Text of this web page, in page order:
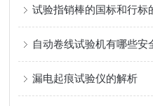
试验指销棒的国标和行标
自动卷线试验机有哪些安
漏电起痕试验仪的解析